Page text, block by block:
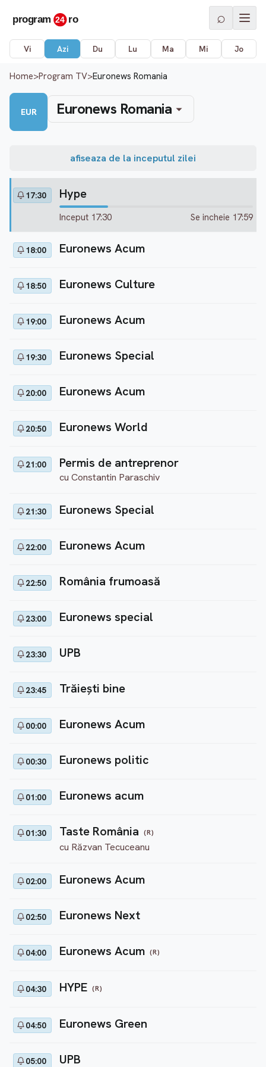
⌕
Vi Azi Du Lu Ma Mi Jo
Home>Program TV>Euronews Romania
EUR Euronews Romania
afiseaza de la inceputul zilei
17:30 Hype
Inceput 17:30 Se incheie 17:59
18:00 Euronews Acum
18:50 Euronews Culture
19:00 Euronews Acum
19:30 Euronews Special
20:00 Euronews Acum
20:50 Euronews World
21:00 Permis de antreprenor
cu Constantin Paraschiv
21:30 Euronews Special
22:00 Euronews Acum
22:50 România frumoasă
23:00 Euronews special
23:30 UPB
23:45 Trăiești bine
00:00 Euronews Acum
00:30 Euronews politic
01:00 Euronews acum
01:30 Taste România (R)
cu Răzvan Tecuceanu
02:00 Euronews Acum
02:50 Euronews Next
04:00 Euronews Acum (R)
04:30 HYPE (R)
04:50 Euronews Green
05:00 UPB